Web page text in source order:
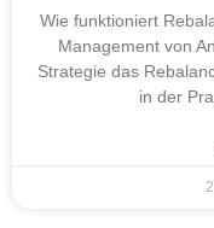
Wie funktioniert
Management von
Strategie das
in der